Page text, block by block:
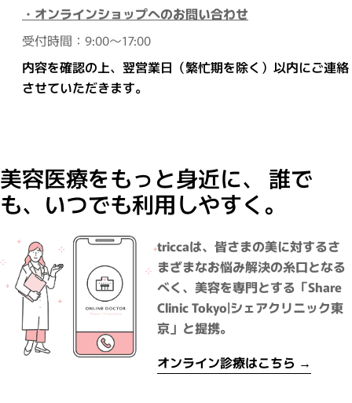
・オンラインショップへのお問い合わせ
受付時間：9:00～17:00
内容を確認の上、翌営業日（繁忙期を除く）以内にご連絡
させていただきます。
美容医療をもっと身近に、 誰で
も、いつでも利用しやすく。
triccaは、皆さまの美に対するさ
まざまなお悩み解決の糸口となる
べく、美容を専門とする「Share
Clinic Tokyo|シェアクリニック東
京」と提携。
オンライン診療はこちら →